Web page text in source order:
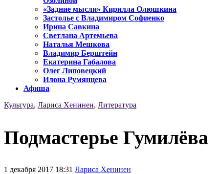
«Задние мысли» Кирилла Олюшкина
Застолье с Владимиром Софиенко
Ирина Савкина
Светлана Артемьева
Наталья Мешкова
Владимир Берштейн
Екатерина Габалова
Олег Липовецкий
Илона Румянцева
Афиша
Культура, Лариса Хенинен, Литература
Подмастерье Гумилёва
1 декабря 2017 18:31 Лариса Хенинен